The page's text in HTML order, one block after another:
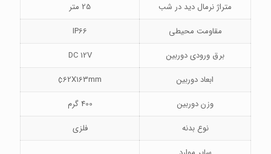
متراژ نرمال دید در شب
25 متر
مقاومت محیطی
IP66
برق ورودی دوربین
DC 12V
ابعاد دوربین
¢62X163mm
وزن دوربین
400 گرم
نوع بدنه
فلزی